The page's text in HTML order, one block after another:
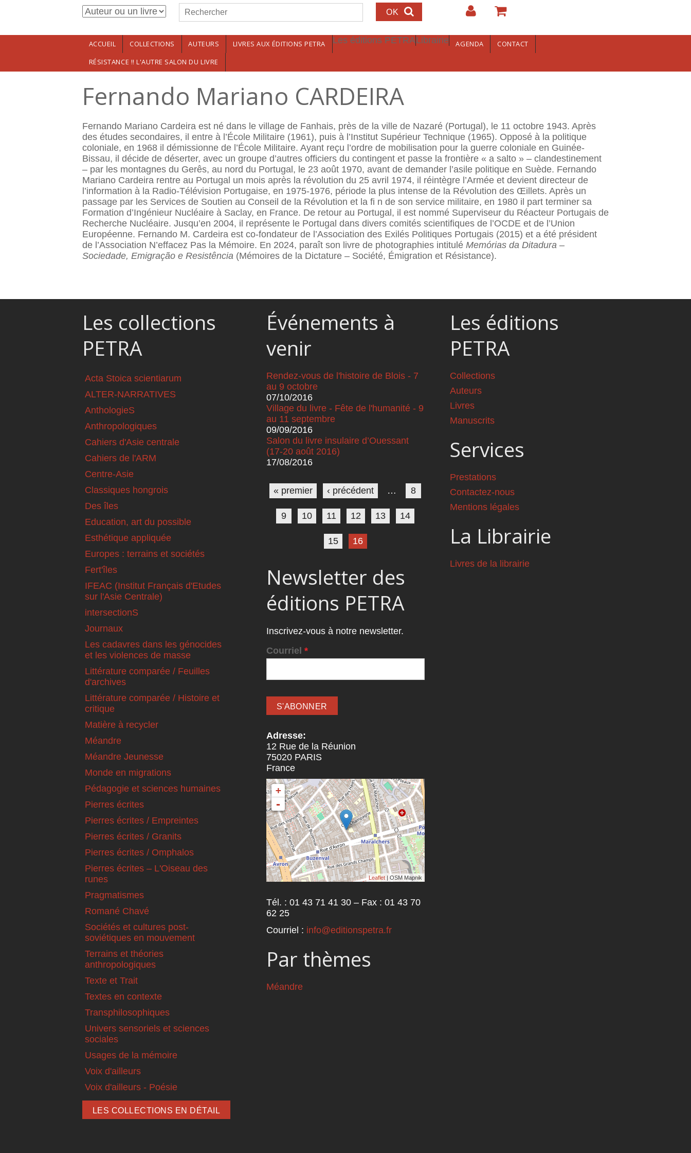
Aller au contenu principalFormulaire de recherche
Rechercher
ACCUEIL COLLECTIONS AUTEURS LIVRES AUX ÉDITIONS PETRA Les éditions PETRALibrairie AGENDA
CONTACT
RÉSISTANCE !! L'AUTRE SALON DU LIVRE
Fernando Mariano CARDEIRA
Fernando Mariano Cardeira est né dans le village de Fanhais, près de la ville de Nazaré (Portugal), le 11 octobre 1943. Après
des études secondaires, il entre à l’École Militaire (1961), puis à l’Institut Supérieur Technique (1965). Opposé à la politique
coloniale, en 1968 il démissionne de l’École Militaire. Ayant reçu l’ordre de mobilisation pour la guerre coloniale en Guinée-
Bissau, il décide de déserter, avec un groupe d’autres officiers du contingent et passe la frontière « a salto » – clandestinement
– par les montagnes du Gerês, au nord du Portugal, le 23 août 1970, avant de demander l’asile politique en Suède. Fernando
Mariano Cardeira rentre au Portugal un mois après la révolution du 25 avril 1974, il réintègre l’Armée et devient directeur de
l’information à la Radio-Télévision Portugaise, en 1975-1976, période la plus intense de la Révolution des Œillets. Après un
passage par les Services de Soutien au Conseil de la Révolution et la fi n de son service militaire, en 1980 il part terminer sa
Formation d’Ingénieur Nucléaire à Saclay, en France. De retour au Portugal, il est nommé Superviseur du Réacteur Portugais de
Recherche Nucléaire. Jusqu’en 2004, il représente le Portugal dans divers comités scientifiques de l’OCDE et de l’Union
Européenne. Fernando M. Cardeira est co-fondateur de l’Association des Exilés Politiques Portugais (2015) et a été président
de l’Association N’effacez Pas la Mémoire. En 2024, paraît son livre de photographies intitulé Memórias da Ditadura –
Sociedade, Emigração e Resistência (Mémoires de la Dictature – Société, Émigration et Résistance).
Les collections
PETRA
Acta Stoica scientiarum
ALTER-NARRATIVES
AnthologieS
Anthropologiques
Cahiers d'Asie centrale
Cahiers de l'ARM
Centre-Asie
Classiques hongrois
Des îles
Education, art du possible
Esthétique appliquée
Europes : terrains et sociétés
Fert'îles
IFEAC (Institut Français d'Etudes
sur l'Asie Centrale)
intersectionS
Journaux
Les cadavres dans les génocides
et les violences de masse
Littérature comparée / Feuilles
d'archives
Littérature comparée / Histoire et
critique
Matière à recycler
Méandre
Méandre Jeunesse
Monde en migrations
Pédagogie et sciences humaines
Pierres écrites
Pierres écrites / Empreintes
Pierres écrites / Granits
Pierres écrites / Omphalos
Pierres écrites – L'Oiseau des
runes
Pragmatismes
Romané Chavé
Sociétés et cultures post-
soviétiques en mouvement
Terrains et théories
anthropologiques
Texte et Trait
Textes en contexte
Transphilosophiques
Univers sensoriels et sciences
sociales
Usages de la mémoire
Voix d'ailleurs
Voix d'ailleurs - Poésie
LES COLLECTIONS EN DÉTAIL
Événements à
venir
Rendez-vous de l'histoire de Blois - 7
au 9 octobre
07/10/2016
Village du livre - Fête de l'humanité - 9
au 11 septembre
09/09/2016
Salon du livre insulaire d’Ouessant
(17-20 août 2016)
17/08/2016
Pages
« premier ‹ précédent … 8
9 10 11 12 13 14
15 16
Newsletter des
éditions PETRA
Inscrivez-vous à notre newsletter.
Courriel *
Adresse:
12 Rue de la Réunion
75020 PARIS
France
+
-
Leaflet | OSM Mapnik
Tél. : 01 43 71 41 30 – Fax : 01 43 70
62 25
Courriel : info@editionspetra.fr
Par thèmes
Méandre
Les éditions
PETRA
Collections
Auteurs
Livres
Manuscrits
Services
Prestations
Contactez-nous
Mentions légales
La Librairie
Livres de la librairie